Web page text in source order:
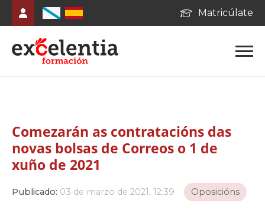
Matricúlate
Comezarán as contratacións das
novas bolsas de Correos o 1 de
xuño de 2021
Publicado: 03 de marzo de 2021, 12:39 Oposicións